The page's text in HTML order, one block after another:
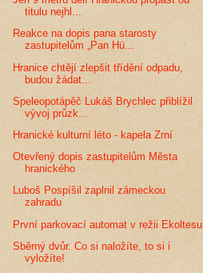
titulu nejhl...
Reakce na dopis pana starosty
zastupitelům „Pan Hü...
Hranice chtějí zlepšit třídění odpadu,
budou žádat...
Speleopotápěč Lukáš Brychlec přiblížil
vývoj průzk...
Hranické kulturní léto - kapela Zrní
Otevřený dopis zastupitelům Města
hranického
Luboš Pospíšil zaplnil zámeckou
zahradu
První parkovací automat v režii Ekoltesu
Sběrný dvůr. Co si naložíte, to si i
vyložíte!